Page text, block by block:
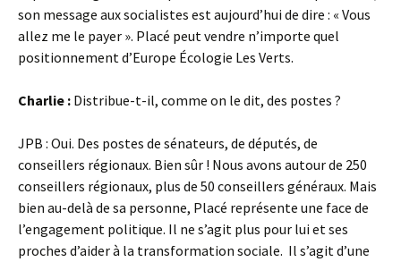
son message aux socialistes est aujourd’hui de dire : « Vous
allez me le payer ». Placé peut vendre n’importe quel
positionnement d’Europe Écologie Les Verts.
Charlie : Distribue-t-il, comme on le dit, des postes ?
JPB : Oui. Des postes de sénateurs, de députés, de
conseillers régionaux. Bien sûr ! Nous avons autour de 250
conseillers régionaux, plus de 50 conseillers généraux. Mais
bien au-delà de sa personne, Placé représente une face de
l’engagement politique. Il ne s’agit plus pour lui et ses
proches d’aider à la transformation sociale. Il s’agit d’une